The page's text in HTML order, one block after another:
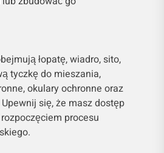
łopatę, wiadro, sito,
tyczkę do mieszania,
okulary ochronne oraz
się, że masz dostęp
procesu